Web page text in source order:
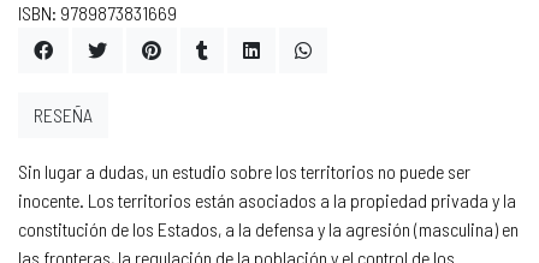
ISBN: 9789873831669
Sin lugar a dudas, un estudio sobre los territorios no puede ser
inocente. Los territorios están asociados a la propiedad privada y la
constitución de los Estados, a la defensa y la agresión (masculina) en
las fronteras, la regulación de la población y el control de los
RESEÑA